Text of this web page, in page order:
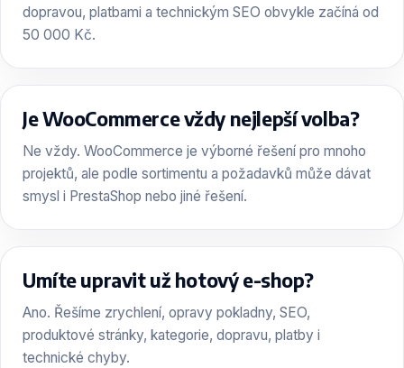
dopravou, platbami a technickým SEO obvykle začíná od
50 000 Kč.
Je WooCommerce vždy nejlepší volba?
Ne vždy. WooCommerce je výborné řešení pro mnoho
projektů, ale podle sortimentu a požadavků může dávat
smysl i PrestaShop nebo jiné řešení.
Umíte upravit už hotový e-shop?
Ano. Řešíme zrychlení, opravy pokladny, SEO,
produktové stránky, kategorie, dopravu, platby i
technické chyby.